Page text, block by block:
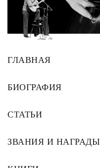
ГЛАВНАЯ
БИОГРАФИЯ
СТАТЬИ
ЗВАНИЯ И НАГРАДЫ